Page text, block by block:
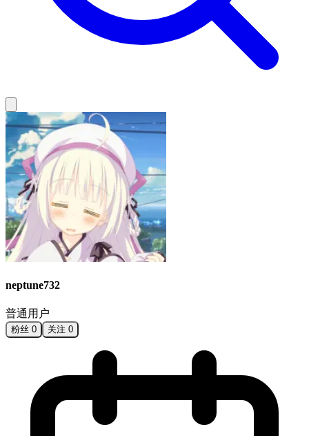
neptune732
普通用户
粉丝 0 关注 0